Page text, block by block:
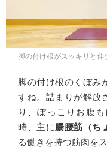
脚の付け根がスッキリと伸
脚の付け根のくぼみ
すね。詰まりが解放
り、ぽっこりお腹
時、主に腸腰筋（ち
る働きを持つ筋肉を